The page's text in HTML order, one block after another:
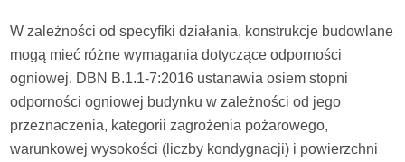
W zależności od specyfiki działania, konstrukcje budowlane
mogą mieć różne wymagania dotyczące odporności
ogniowej. DBN B.1.1-7:2016 ustanawia osiem stopni
odporności ogniowej budynku w zależności od jego
przeznaczenia, kategorii zagrożenia pożarowego,
warunkowej wysokości (liczby kondygnacji) i powierzchni